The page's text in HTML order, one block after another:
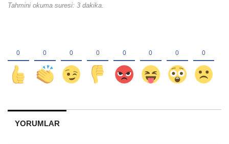
Tahmini okuma suresi: 3 dakika.
YORUMLAR